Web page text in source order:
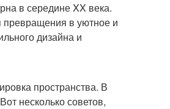
в середине XX века.
превращения в уютное и
дизайна и
пространства. В
несколько советов,